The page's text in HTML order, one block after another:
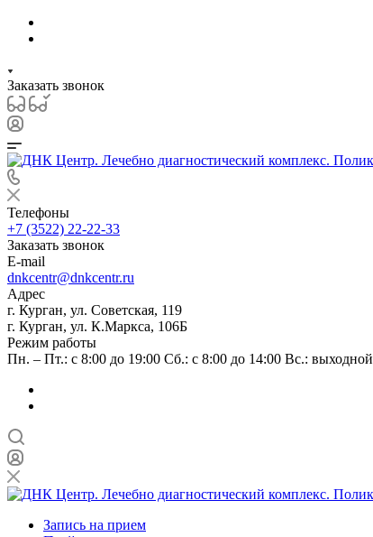
Заказать звонок
Телефоны
+7 (3522) 22-22-33
Заказать звонок
E-mail
dnkcentr@dnkcentr.ru
Адрес
г. Курган, ул. Советская, 119
г. Курган, ул. К.Маркса, 106Б
Режим работы
Пн. – Пт.: с 8:00 до 19:00 Сб.: с 8:00 до 14:00 Вс.: выходной
Запись на прием